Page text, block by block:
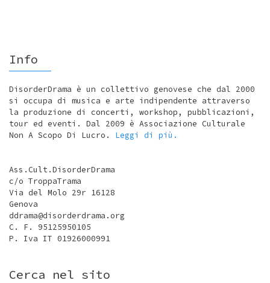
Info
DisorderDrama è un collettivo genovese che dal 2000
si occupa di musica e arte indipendente attraverso
la produzione di concerti, workshop, pubblicazioni,
tour ed eventi. Dal 2009 è Associazione Culturale
Non A Scopo Di Lucro. Leggi di più.
Ass.Cult.DisorderDrama
c/o TroppaTrama
Via del Molo 29r 16128
Genova
ddrama@disorderdrama.org
C. F. 95125950105
P. Iva IT 01926000991
Cerca nel sito